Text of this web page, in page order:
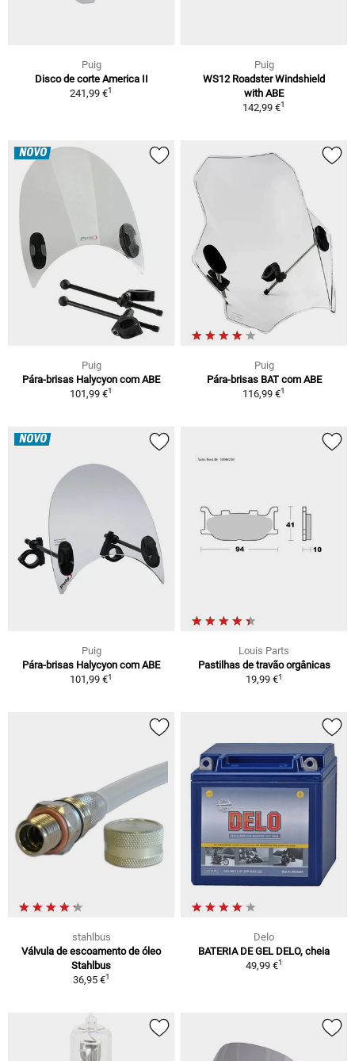
Puig
Disco de corte America II
241,99 €1
Puig
WS12 Roadster Windshield
with ABE
142,99 €1
NOVO
Puig
Pára-brisas Halycyon com ABE
101,99 €1
Puig
Pára-brisas BAT com ABE
116,99 €1
NOVO
Puig
Pára-brisas Halycyon com ABE
101,99 €1
Louis Parts
Pastilhas de travão orgânicas
19,99 €1
stahlbus
Válvula de escoamento de óleo
Stahlbus
36,95 €1
Delo
BATERIA DE GEL DELO, cheia
49,99 €1